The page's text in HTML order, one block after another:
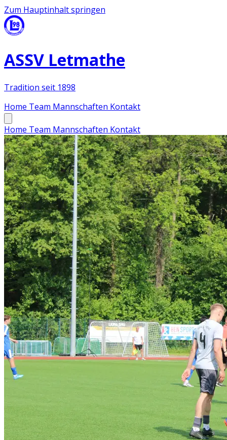
Zum Hauptinhalt springen
ASSV Letmathe
Tradition seit 1898
Home Team Mannschaften Kontakt
Home Team Mannschaften Kontakt